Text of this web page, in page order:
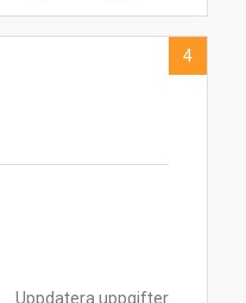
Uppdatera uppgifter
4